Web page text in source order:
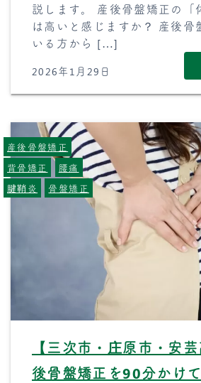
説します。 産後骨盤矯正の「
は高いと感じますか？ 産後骨
いる方から […]
2026年1月29日
【三次市・庄原市・安
後骨盤矯正を90分かけ
産後骨盤矯正
背骨矯正
腰痛
腱鞘炎
骨盤矯正